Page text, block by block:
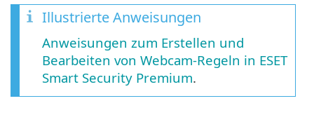
Illustrierte Anweisungen
Anweisungen zum Erstellen und
Bearbeiten von Webcam-Regeln in ESET
Smart Security Premium.